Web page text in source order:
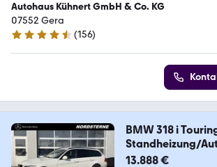
Autohaus Kühnert GmbH & Co. KG
07552 Gera
4.5 Sterne
(156)
BMW 318 i
Standheizung/
BC
13.888 €